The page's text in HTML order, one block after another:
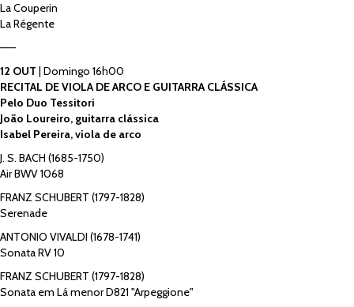
La Couperin
La Régente
——
12 OUT | Domingo 16h00
RECITAL DE VIOLA DE ARCO E GUITARRA CLÁSSICA
Pelo Duo Tessitori
João Loureiro, guitarra clássica
Isabel Pereira, viola de arco
J. S. BACH (1685-1750)
Air BWV 1068
FRANZ SCHUBERT (1797-1828)
Serenade
ANTONIO VIVALDI (1678-1741)
Sonata RV 10
FRANZ SCHUBERT (1797-1828)
Sonata em Lá menor D821 "Arpeggione"